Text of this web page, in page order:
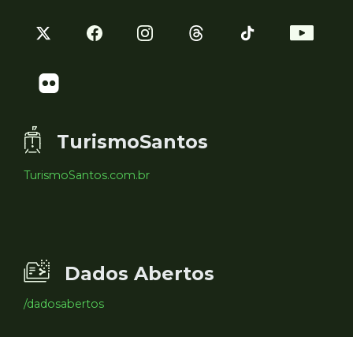
TurismoSantos
TurismoSantos.com.br
Dados Abertos
/dadosabertos